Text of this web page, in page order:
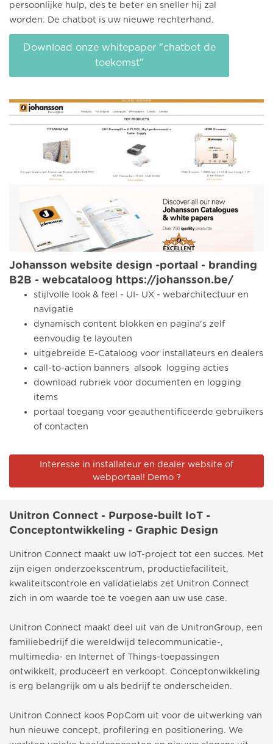
persoonlijke hulp, des te beter en sneller hij zal
worden. De chatbot is uw nieuwe rechterhand.
Download onze whitepaper "chatbot de
toekomst"
Johansson website design -portaal - branding
B2B - webcataloog https://johansson.be/
stijlvolle look & feel - UI- UX - webarchitectuur en
navigatie
dynamisch content blokken en pagina's zelf
eenvoudig te layouten
uitgebreide E-Cataloog voor installateurs en dealers
call-to-action banners alsook logging acties
download rubriek voor documenten en logging
items
portaal toegang voor geauthentificeerde gebruikers
of contacten
Interesse in installateur en dealer website of
webportaal! Demo ?
Unitron Connect - Purpose-built IoT -
Conceptontwikkeling - Graphic Design
Unitron Connect maakt uw IoT-project tot een succes. Met
zijn eigen onderzoekscentrum, productiefaciliteit,
kwaliteitscontrole en validatielabs zet Unitron Connect
zich in om waarde toe te voegen aan uw use case.
Unitron Connect maakt deel uit van de UnitronGroup, een
familiebedrijf die wereldwijd telecommunicatie-,
multimedia- en Internet of Things-toepassingen
ontwikkelt, produceert en verkoopt. Conceptonwikkeling
is erg belangrijk om u als bedrijf te onderscheiden.
Unitron Connect koos PopCom uit voor de uitwerking van
hun nieuwe concept, profilering en positionering. We